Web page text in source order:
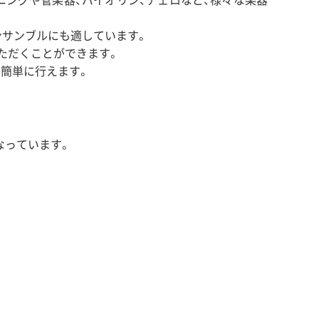
ンブルにも適しています。
くことができます。
単に行えます。
ています。